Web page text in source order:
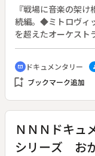
暮らしで男性経験
低」という梅本の言
の手際もよくて話も
と、昔付き合ってい
れる。よりを戻そう
運ぶ手伝いを買って
は、「見てもらいた
『戦場に音楽の架
続編。◆ミトロヴィ
を超えたオーケスト
価され、世界各地に
ヴィッツァの「分断
者を出す民族間の衝
のか…。絶望の淵に
に出会う。独自の言
ラとの共演を思い
か…。◆柳澤はいま
ベオグラードで「民
cinematic_blur ドキュメンタリー
bookmark_add ブックマーク追加
ＮＮＮドキュ
シリーズ お